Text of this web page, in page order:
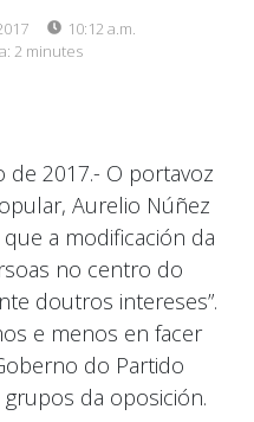
10:12 a.m.
2 minutes
de 2017.- O portavoz
Aurelio Núñez
a modificación da
no centro do
doutros intereses”.
e menos en facer
do Partido
da oposición.